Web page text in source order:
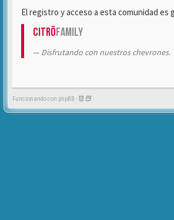
El registro y acceso a esta comunidad es
CitröFamily
Disfrutando con nuestros chevrones.
Funcionando con phpBB -